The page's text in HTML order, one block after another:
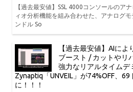
【過去最安値】SSL 4000コンソールのア
ィオ分析機能を組み合わせた、アナログ
ンドル So
【過去最安値】AIに
ブースト / カットやリ
強力なリアルタイムデ
Zynaptiq「UNVEIL」が74%OFF、
に！！！